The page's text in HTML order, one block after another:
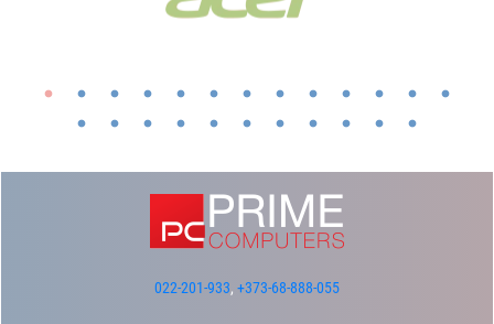
022-201-933, +373-68-888-055